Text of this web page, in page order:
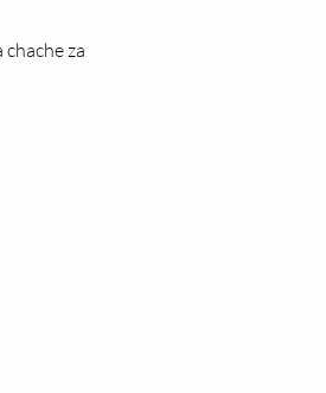
za